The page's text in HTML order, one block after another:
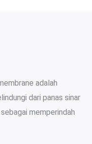
adalah
dari panas sinar
memperindah